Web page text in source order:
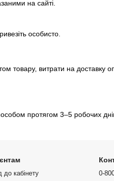
на сайті.
особисто.
товару, витрати на
протягом 3–5 робочих
до кабінету 0-